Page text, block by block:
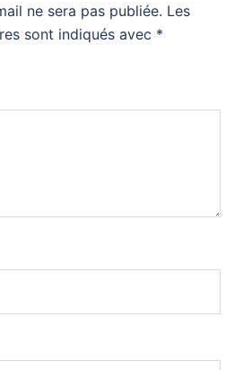
ne sera pas publiée. Les
sont indiqués avec *